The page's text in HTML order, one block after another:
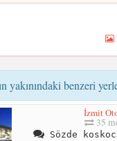
yakınındaki benzeri
İzmit
35
Sözde